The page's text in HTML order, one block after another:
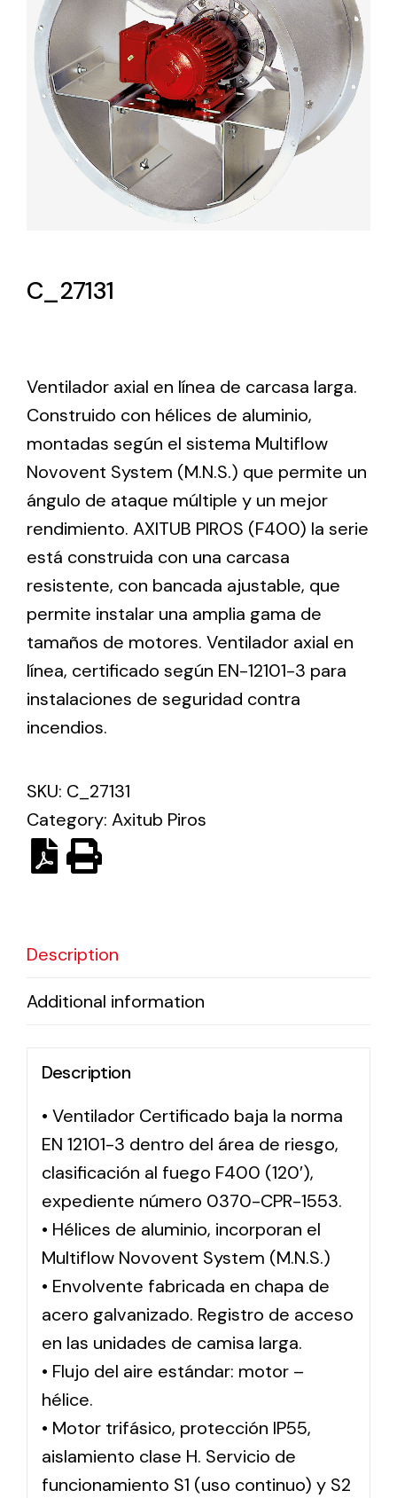
Lighting and Electrical
Equipment
Complete solutions in lighting and electrical
material for each project and need
Amplia gama de ventiladores y equipos de
Ventilation
The incorporation of Novovent into the group
meant a greater offer of ventilation products for
different uses
Iluminación Solar
Variedad de soluciones solares para todo tipo
de necesidades.
Solar lighting
C_27131
Ventilador axial en línea de carcasa larga.
Construido con hélices de aluminio,
montadas según el sistema Multiflow
Novovent System (M.N.S.) que permite un
ángulo de ataque múltiple y un mejor
rendimiento. AXITUB PIROS (F400) la serie
está construida con una carcasa
resistente, con bancada ajustable, que
permite instalar una amplia gama de
tamaños de motores. Ventilador axial en
línea, certificado según EN-12101-3 para
instalaciones de seguridad contra
incendios.
SKU: C_27131
Category: Axitub Piros
Description
Additional information
Description
• Ventilador Certificado baja la norma
EN 12101-3 dentro del área de riesgo,
clasificación al fuego F400 (120′),
expediente número 0370-CPR-1553.
• Hélices de aluminio, incorporan el
Multiflow Novovent System (M.N.S.)
• Envolvente fabricada en chapa de
acero galvanizado. Registro de acceso
en las unidades de camisa larga.
• Flujo del aire estándar: motor –
hélice.
• Motor trifásico, protección IP55,
aislamiento clase H. Servicio de
funcionamiento S1 (uso continuo) y S2